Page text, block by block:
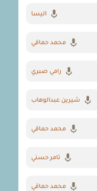
اليسا
محمد حماقي
رامي صبري
شيرين عبدالوهاب
محمد حماقي
تامر حسني
محمد حماقي